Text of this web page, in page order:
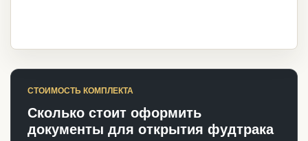
СТОИМОСТЬ КОМПЛЕКТА
Сколько стоит оформить
документы для открытия фудтрака